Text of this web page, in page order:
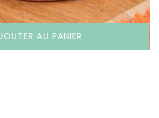
AU PANIER